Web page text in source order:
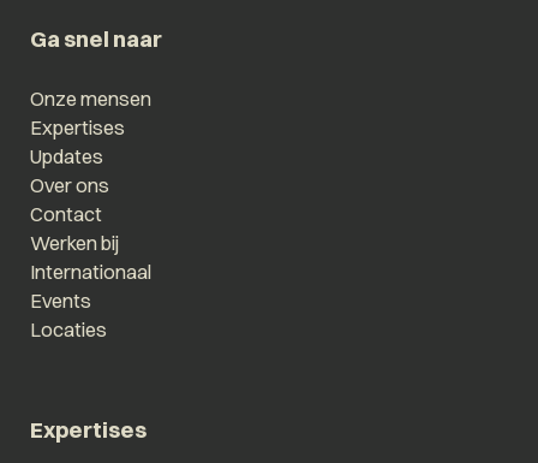
Ga snel naar
Onze mensen
Expertises
Updates
Over ons
Contact
Werken bij
Internationaal
Events
Locaties
Expertises